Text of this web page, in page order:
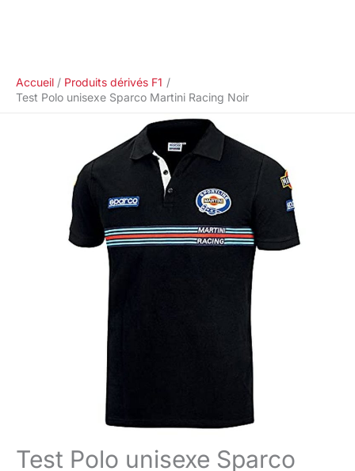
Accueil
Produits dérivés F1
Test Polo unisexe Sparco Martini Racing Noir
Test Polo unisexe Sparco